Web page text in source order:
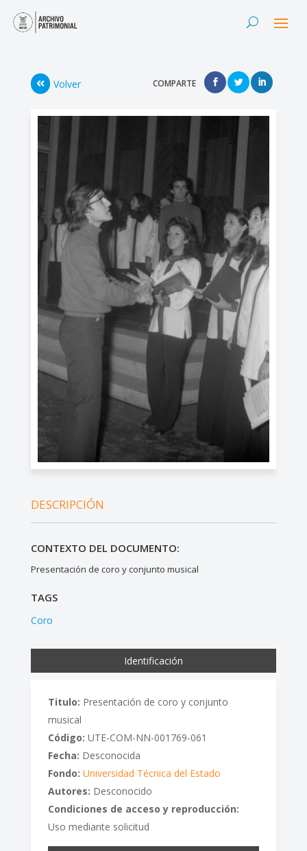
Volver COMPARTE
DESCRIPCIÓN
CONTEXTO DEL DOCUMENTO:
Presentación de coro y conjunto musical
TAGS
Coro
Identificación
Titulo: Presentación de coro y conjunto
musical
Código: UTE-COM-NN-001769-061
Fecha: Desconocida
Fondo: Universidad Técnica del Estado
Autores: Desconocido
Condiciones de acceso y reproducción:
Uso mediante solicitud